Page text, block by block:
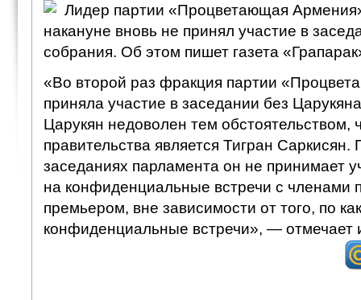
Лидер партии «Процветающая
накануне вновь не принял участие в
собрания. Об этом пишет газета
«Во второй раз фракция партии
приняла участие в заседании без
Царукян недоволен тем обстоятельством,
правительства является Тигран Саркисян.
заседаниях парламента он не принимает
на конфиденциальные встречи с членами
премьером, вне зависимости от того, по
конфиденциальные встречи», — отмечает